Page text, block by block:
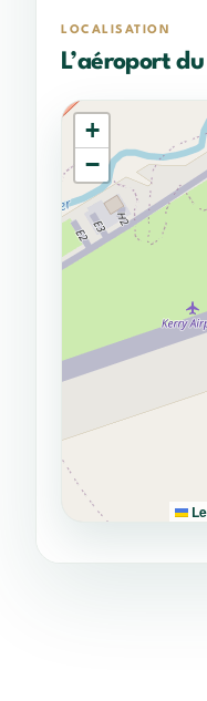
LOCALISATION
L’aéroport
+
−